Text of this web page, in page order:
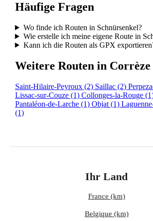
Häufige Fragen
Wo finde ich Routen in Schnürsenkel?
Wie erstelle ich meine eigene Route in
Kann ich die Routen als GPX
Weitere Routen in Corrèze
Saint-Hilaire-Peyroux (2) Saillac (2)
Lissac-sur-Couze (1) Collonges-la-Rouge
Pantaléon-de-Larche (1) Objat (1)
(1)
Ihr Land
France (km)
Belgique (km)